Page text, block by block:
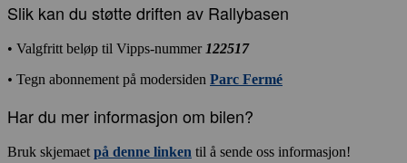
Slik kan du støtte driften av Rallybasen
• Valgfritt beløp til Vipps-nummer122517
• Tegn abonnement på modersiden Parc Fermé
Har du mer informasjon om bilen?
Bruk skjemaetpå denne linken til å sende oss informasjon!